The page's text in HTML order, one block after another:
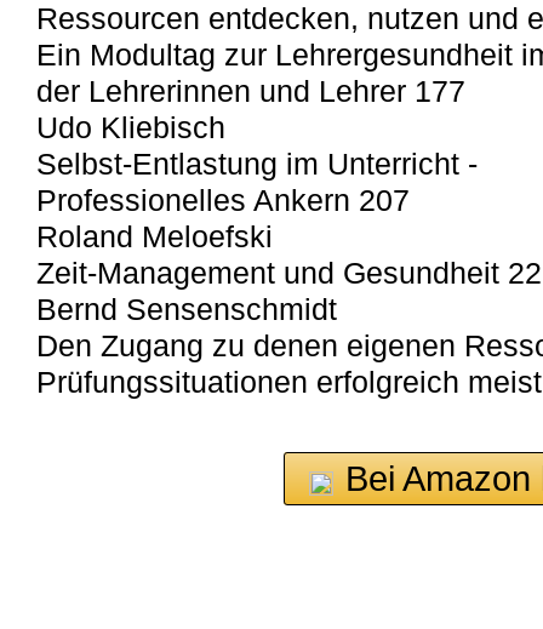
Ressourcen entdecken, nutzen und
Ein Modultag zur Lehrergesundheit
der Lehrerinnen und Lehrer 177
Udo Kliebisch
Selbst-Entlastung im Unterricht -
Professionelles Ankern 207
Roland Meloefski
Zeit-Management und Gesundheit
Bernd Sensenschmidt
Den Zugang zu denen eigenen
Prüfungssituationen erfolgreich
Bei Amazon